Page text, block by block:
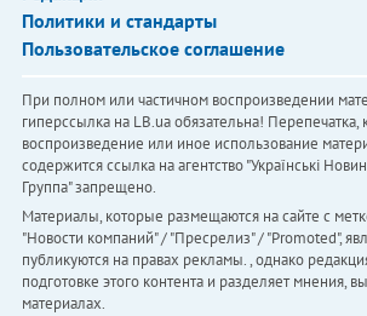
Политики и стандарты
Пользовательское соглашение
При полном или частичном воспроизведении
гиперссылка на LB.ua обязательна! Перепечатка,
воспроизведение или иное использование
содержится ссылка на агентство "Українськi
Группа" запрещено.
Материалы, которые размещаются на сайте с
"Новости компаний" / "Пресрелиз" / "Promoted",
публикуются на правах рекламы. , однако
подготовке этого контента и разделяет мнения,
материалах.